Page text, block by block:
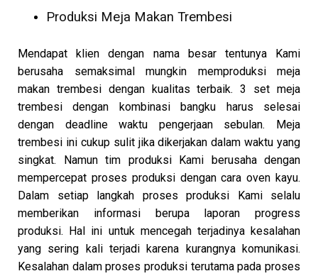
Produksi Meja Makan Trembesi
Mendapat klien dengan nama besar tentunya Kami
berusaha semaksimal mungkin memproduksi meja
makan trembesi dengan kualitas terbaik. 3 set meja
trembesi dengan kombinasi bangku harus selesai
dengan deadline waktu pengerjaan sebulan. Meja
trembesi ini cukup sulit jika dikerjakan dalam waktu yang
singkat. Namun tim produksi Kami berusaha dengan
mempercepat proses produksi dengan cara oven kayu.
Dalam setiap langkah proses produksi Kami selalu
memberikan informasi berupa laporan progress
produksi. Hal ini untuk mencegah terjadinya kesalahan
yang sering kali terjadi karena kurangnya komunikasi.
Kesalahan dalam proses produksi terutama pada proses